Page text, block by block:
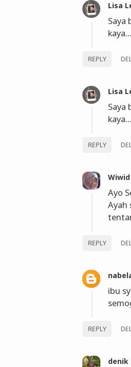
Lisa
Saya
REPLY
Lisa
Saya
REPLY
Ayo
Ayah
REPLY
ibu
REPLY
denik